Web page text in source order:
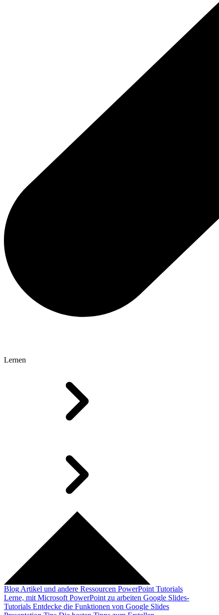
Lernen
Blog Artikel und andere Ressourcen PowerPoint Tutorials
Lerne, mit Microsoft PowerPoint zu arbeiten Google Slides-
Tutorials Entdecke die Funktionen von Google Slides